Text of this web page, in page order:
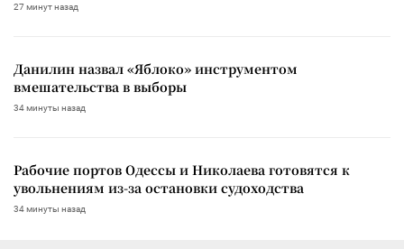
27 минут назад
Данилин назвал «Яблоко» инструментом
вмешательства в выборы
34 минуты назад
Рабочие портов Одессы и Николаева готовятся к
увольнениям из-за остановки судоходства
34 минуты назад